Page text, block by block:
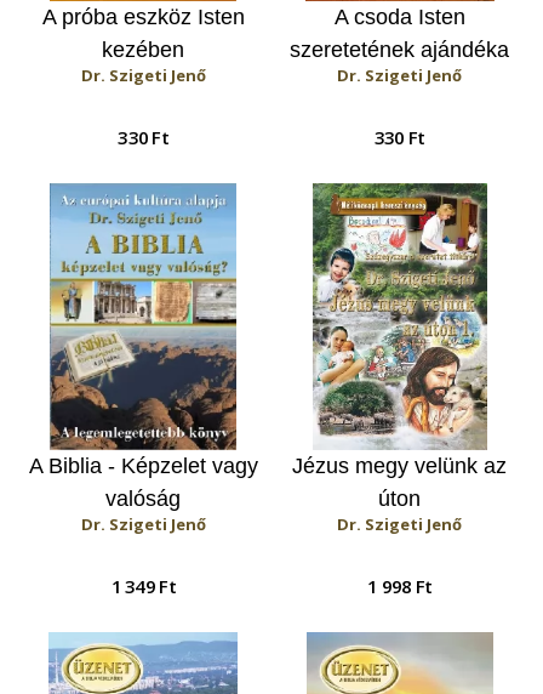
A próba eszköz Isten
kezében
Dr. Szigeti Jenő
330 Ft
A csoda Isten
szeretetének ajándéka
Dr. Szigeti Jenő
330 Ft
A Biblia - Képzelet vagy
valóság
Dr. Szigeti Jenő
1 349 Ft
Jézus megy velünk az
úton
Dr. Szigeti Jenő
1 998 Ft